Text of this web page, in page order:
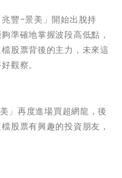
豐-景美」開始出脫持
準確地掌握波段高低點，
股票背後的主力，未來這
觀察。
」再度進場買超網龍，後
股票有興趣的投資朋友，